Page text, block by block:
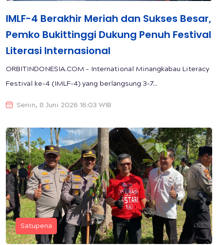
IMLF-4 Berakhir Meriah dan Sukses Besar,
Pemko Bukittinggi Dukung Penuh Festival
Literasi Internasional
ORBITINDONESIA.COM – International Minangkabau Literacy
Festival ke-4 (IMLF-4) yang berlangsung 3-7...
Senin, 8 Juni 2026 16:03 WIB
Satupena